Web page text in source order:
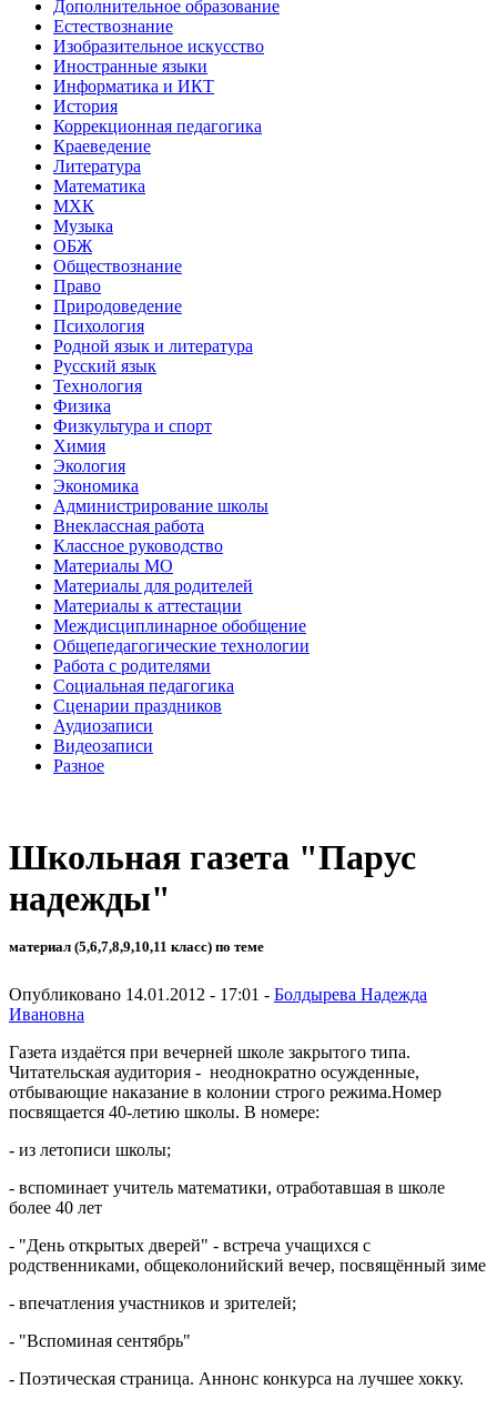
Дополнительное образование
Естествознание
Изобразительное искусство
Иностранные языки
Информатика и ИКТ
История
Коррекционная педагогика
Краеведение
Литература
Математика
МХК
Музыка
ОБЖ
Обществознание
Право
Природоведение
Психология
Родной язык и литература
Русский язык
Технология
Физика
Физкультура и спорт
Химия
Экология
Экономика
Администрирование школы
Внеклассная работа
Классное руководство
Материалы МО
Материалы для родителей
Материалы к аттестации
Междисциплинарное обобщение
Общепедагогические технологии
Работа с родителями
Социальная педагогика
Сценарии праздников
Аудиозаписи
Видеозаписи
Разное
Школьная газета "Парус
надежды"
материал (5,6,7,8,9,10,11 класс) по теме
Опубликовано 14.01.2012 - 17:01 - Болдырева Надежда
Ивановна
Газета издаётся при вечерней школе закрытого типа.
Читательская аудитория - неоднократно осужденные,
отбывающие наказание в колонии строго режима.Номер
посвящается 40-летию школы. В номере:
- из летописи школы;
- вспоминает учитель математики, отработавшая в школе
более 40 лет
- "День открытых дверей" - встреча учащихся с
родственниками, общеколонийский вечер, посвящённый зиме
- впечатления участников и зрителей;
- "Вспоминая сентябрь"
- Поэтическая страница. Аннонс конкурса на лучшее хокку.